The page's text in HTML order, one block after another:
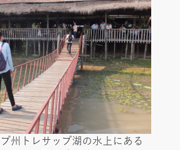
州トレサップ湖の水上にある